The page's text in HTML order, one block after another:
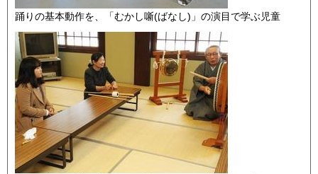
踊りの基本動作を、「むかし噺(ばなし)」の演目で学ぶ児童